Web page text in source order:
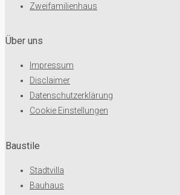
Zweifamilienhaus
Baustile
Stadtvilla
Bauhaus
Über uns
Impressum
Disclaimer
Datenschutzerklärung
Cookie Einstellungen